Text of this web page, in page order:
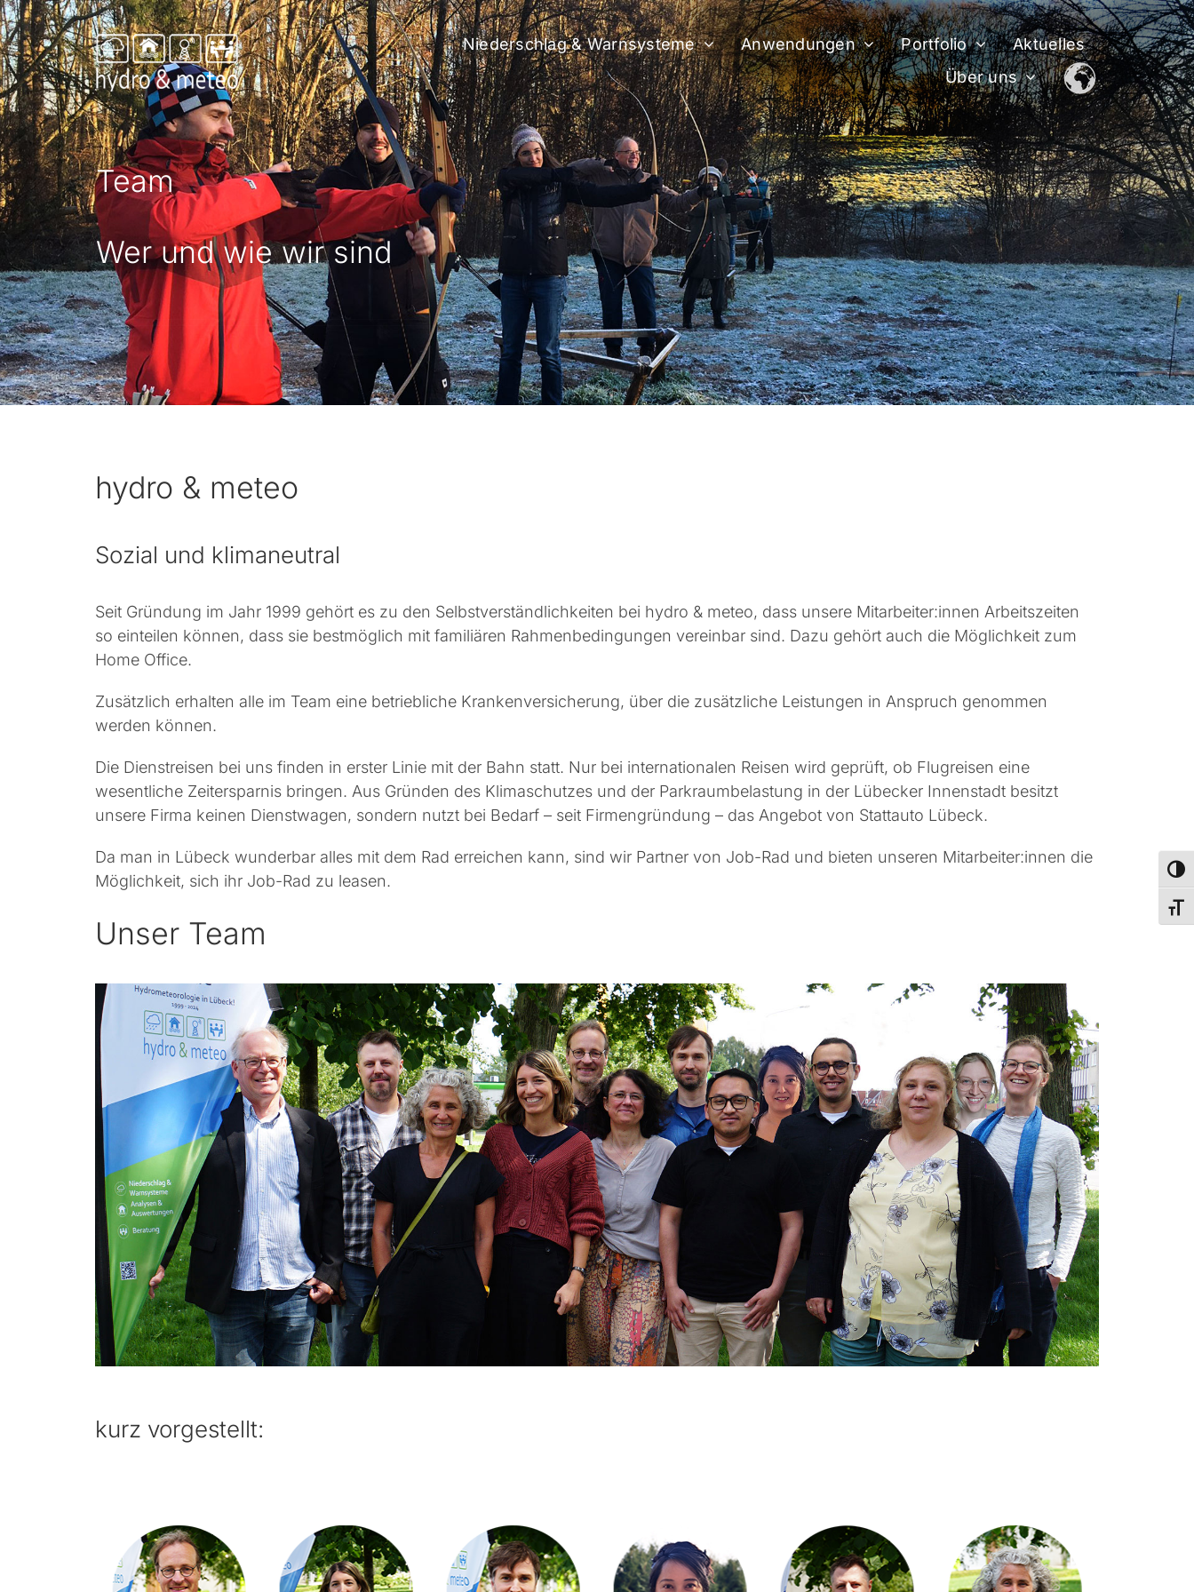
Zum
Inhalt
springen
Niederschlag & Warnsysteme Anwendungen Portfolio
Aktuelles
Über uns
Team
Wer und wie wir sind
hydro & meteo
Sozial und klimaneutral
Seit Gründung im Jahr 1999 gehört es zu den Selbstverständlichkeiten bei hydro & meteo, dass unsere Mitarbeiter:innen Arbeitszeiten
so einteilen können, dass sie bestmöglich mit familiären Rahmenbedingungen vereinbar sind. Dazu gehört auch die Möglichkeit zum
Home Office.
Zusätzlich erhalten alle im Team eine betriebliche Krankenversicherung, über die zusätzliche Leistungen in Anspruch genommen
werden können.
Die Dienstreisen bei uns finden in erster Linie mit der Bahn statt. Nur bei internationalen Reisen wird geprüft, ob Flugreisen eine
wesentliche Zeitersparnis bringen. Aus Gründen des Klimaschutzes und der Parkraumbelastung in der Lübecker Innenstadt besitzt
unsere Firma keinen Dienstwagen, sondern nutzt bei Bedarf – seit Firmengründung – das Angebot von Stattauto Lübeck.
Da man in Lübeck wunderbar alles mit dem Rad erreichen kann, sind wir Partner von Job-Rad und bieten unseren Mitarbeiter:innen die
Möglichkeit, sich ihr Job-Rad zu leasen.
Unser Team
kurz vorgestellt: